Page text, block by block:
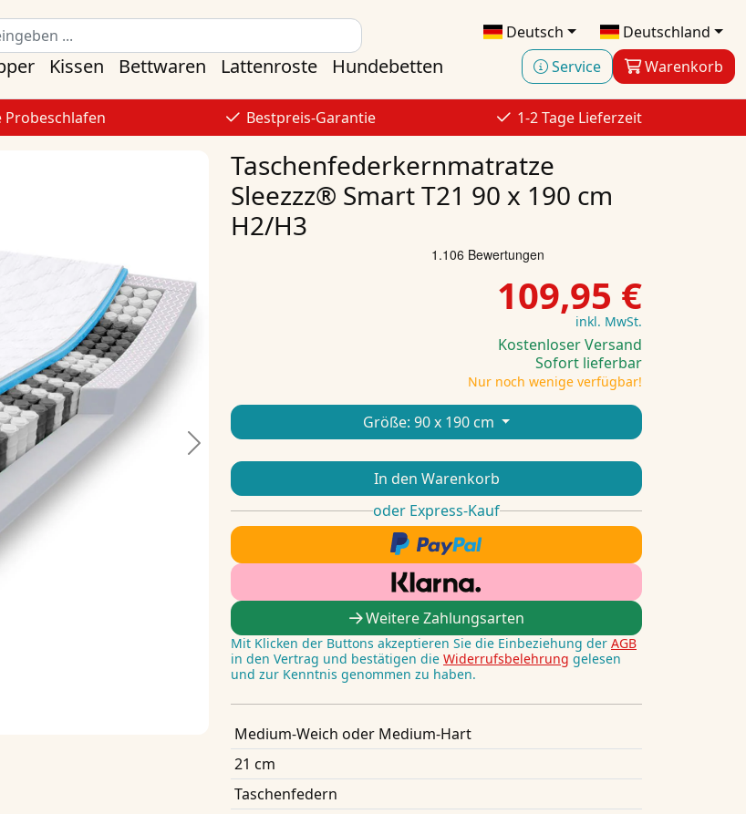
Deutsch
Deutschland
Service
Warenkorb
Kissen Bettwaren Lattenroste Hundebetten
Probeschlafen Bestpreis-Garantie 1-2 Tage Lieferzeit
Next
Taschenfederkernmatratze
Sleezzz® Smart T21 90 x 190 cm
H2/H3
109,95 €
inkl. MwSt.
Kostenloser Versand
Sofort lieferbar
Nur noch wenige verfügbar!
Größe: 90 x 190 cm
In den Warenkorb
oder Express-Kauf
Weitere Zahlungsarten
Mit Klicken der Buttons akzeptieren Sie die Einbeziehung der AGB
in den Vertrag und bestätigen die Widerrufsbelehrung gelesen
und zur Kenntnis genommen zu haben.
Medium-Weich oder Medium-Hart
21 cm
Taschenfedern